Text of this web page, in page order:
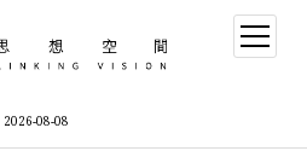
2026-08-08
open
menu